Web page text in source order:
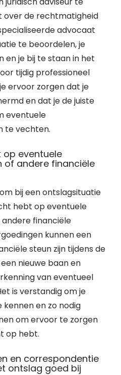
over de rechtmatigheid
advocaat
te beoordelen, je
en je bij te staan in het
tijdig professioneel
ervoor zorgen dat je
en dat je de juiste
eventuele
te vechten.
op eventuele
of andere financiële
bij een ontslagsituatie
hebt op eventuele
financiële
kunnen een
steun zijn tijdens de
nieuwe baan en
van eventueel
is verstandig om je
en zo nodig
om ervoor te zorgen
op hebt.
en correspondentie
ontslag goed bij